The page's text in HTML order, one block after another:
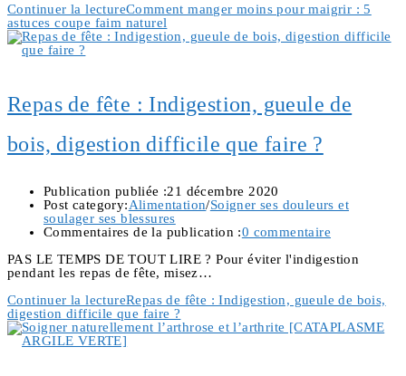
Continuer la lectureComment manger moins pour maigrir : 5
astuces coupe faim naturel
Repas de fête : Indigestion, gueule de
bois, digestion difficile que faire ?
Publication publiée :21 décembre 2020
Post category:Alimentation/Soigner ses douleurs et
soulager ses blessures
Commentaires de la publication :0 commentaire
PAS LE TEMPS DE TOUT LIRE ? Pour éviter l'indigestion
pendant les repas de fête, misez…
Continuer la lectureRepas de fête : Indigestion, gueule de bois,
digestion difficile que faire ?